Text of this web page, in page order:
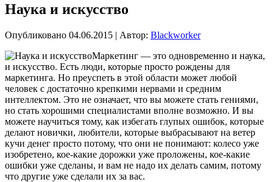
Наука и искусство
Опубликовано 04.06.2015 | Автор: Blackworker
Маркетинг — это одновременно и наука,
и искусство. Есть люди, которые просто рождены для
маркетинга. Но преуспеть в этой области может любой
человек с достаточно крепкими нервами и средним
интеллектом. Это не означает, что вы можете стать гениями,
но стать хорошими специалистами вполне возможно. И вы
можете научиться тому, как избегать глупых ошибок, которые
делают новички, любители, которые выбрасывают на ветер
кучи денег просто потому, что они не понимают: колесо уже
изобретено, кое-какие дорожки уже проложены, кое-какие
ошибки уже сделаны, и вам не надо их делать самим, потому
что другие уже сделали их за вас.